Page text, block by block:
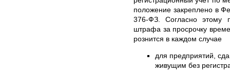
положение закреплено в
376-ФЗ. Согласно этому
штрафа за просрочку
рознится в каждом случае
для предприятий,
живущим без